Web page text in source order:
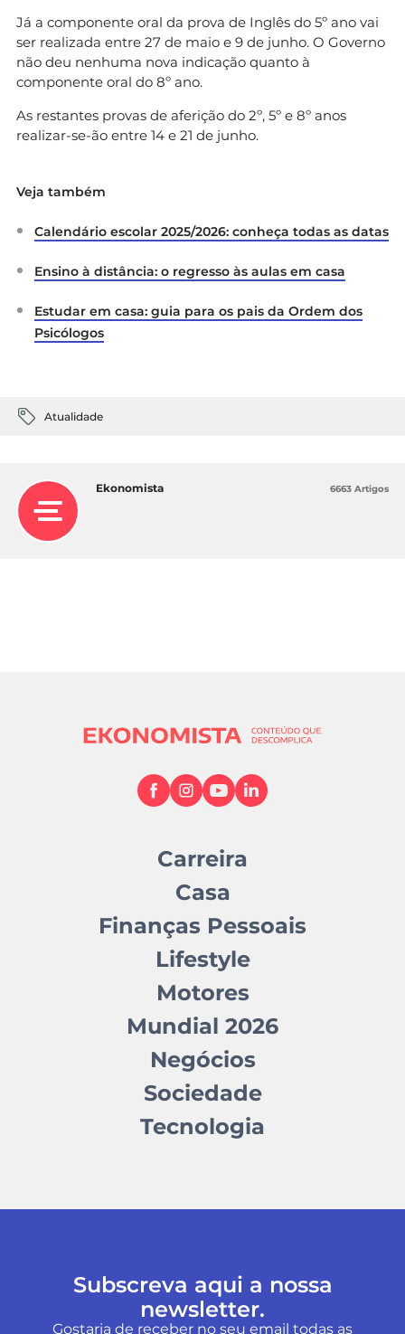
Já a componente oral da prova de Inglês do 5º ano vai
ser realizada entre 27 de maio e 9 de junho. O Governo
não deu nenhuma nova indicação quanto à
componente oral do 8º ano.
As restantes provas de aferição do 2º, 5º e 8º anos
realizar-se-ão entre 14 e 21 de junho.
Veja também
Calendário escolar 2025/2026: conheça todas as datas
Ensino à distância: o regresso às aulas em casa
Estudar em casa: guia para os pais da Ordem dos
Psicólogos
Atualidade
Ekonomista 6663 Artigos
Carreira
Casa
Finanças Pessoais
Lifestyle
Motores
Mundial 2026
Negócios
Sociedade
Tecnologia
Subscreva aqui a nossa
newsletter.
Gostaria de receber no seu email todas as